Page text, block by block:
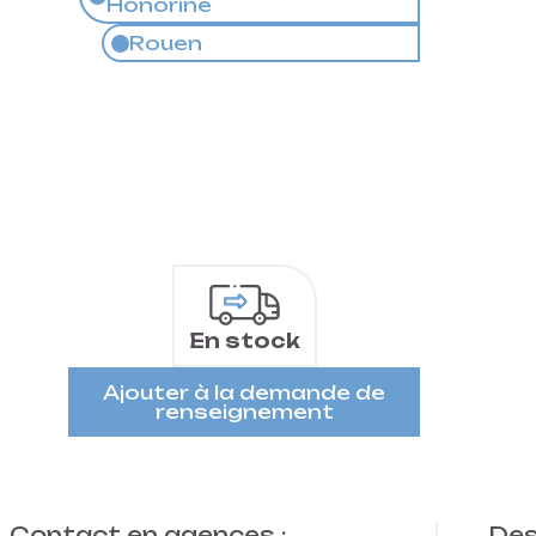
Honorine
Rouen
En stock
Ajouter à la demande de
renseignement